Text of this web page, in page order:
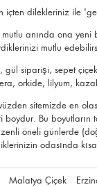
içten dilekleriniz ile
anında ona yeni
mutlu
gül siparişi, sepet
orkide, lilyum,
sitemizde en
Bu
öneli günlerde
odasında
Malatya Çiçek